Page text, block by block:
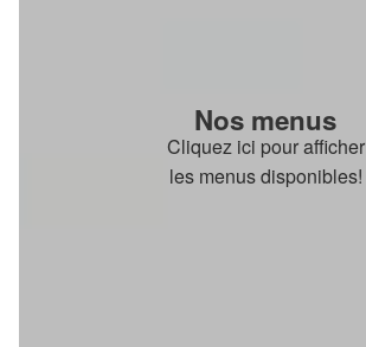
Nos menus
Cliquez ici pour afficher
les menus disponibles!